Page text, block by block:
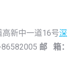
新中一道16号深
邮 箱：